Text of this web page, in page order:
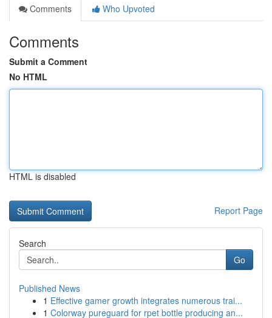
Comments
Who Upvoted
Comments
Submit a Comment
No HTML
HTML is disabled
Report Page
Search
Go
Published News
1 Effective gamer growth integrates numerous trai...
1 Colorway pureguard for rpet bottle producing an...